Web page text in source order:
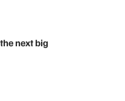
next big